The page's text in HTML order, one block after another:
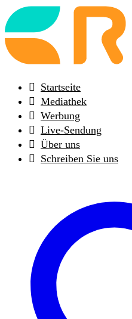
Back
to
frontpage
Startseite
Mediathek
Werbung
Live-Sendung
Über uns
Schreiben Sie uns